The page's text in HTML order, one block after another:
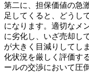
第二に、担保価値の急
足してくると、どうし
になります。適切なメ
に劣化し、いざ売却し
が大きく目減りしてし
化状況を厳しく評価す
ールの交渉において圧